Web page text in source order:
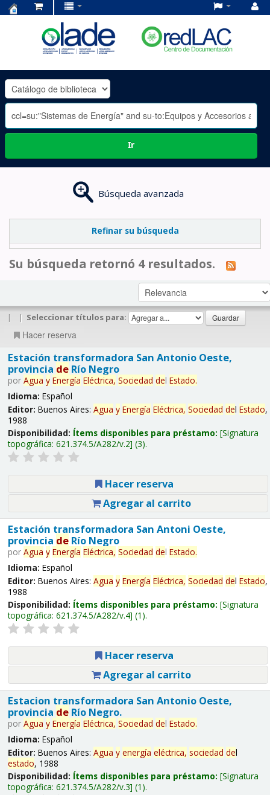
OLADE
-
Ir
Búsqueda avanzada
Refinar su búsqueda
Su búsqueda retornó 4 resultados.
| | Seleccionar títulos para:
Hacer reserva
Estación transformadora San Antonio Oeste,
provincia deRío Negro
por Agua y Energía Eléctrica, Sociedad del Estado.
Idioma: Español
Editor: Buenos Aires: Agua y Energía Eléctrica, Sociedad del Estado,
1988
Disponibilidad: Ítems disponibles para préstamo: Signatura
topográfica: 621.374.5/A282/v.2 (3).
Hacer reserva
Agregar al carrito
Estación transformadora San Antoni Oeste,
provincia deRío Negro
por Agua y Energía Eléctrica, Sociedad del Estado.
Idioma: Español
Editor: Buenos Aires: Agua y Energía Eléctrica, Sociedad del Estado,
1988
Disponibilidad: Ítems disponibles para préstamo: Signatura
topográfica: 621.374.5/A282/v.4 (1).
Hacer reserva
Agregar al carrito
Estacion transformadora San Antonio Oeste,
provincia deRío Negro.
por Agua y Energía Eléctrica, Sociedad del Estado.
Idioma: Español
Editor: Buenos Aires: Agua y energía eléctrica, sociedad del
estado, 1988
Disponibilidad: Ítems disponibles para préstamo: Signatura
topográfica: 621.374.5/A282/v.3 (1).